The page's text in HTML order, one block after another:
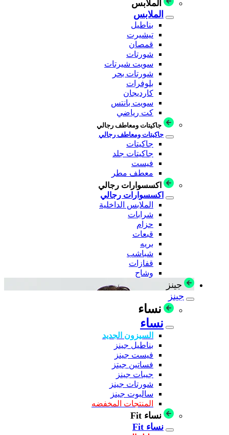
الملابس
الملابس
بناطيل
تيشيرت
قمصان
شورتات
سويت شيرتات
شورتات بحر
بلوفرات
كارديجان
سويت بانتس
كت رياضي
جاكيتات ومعاطف رجالي
جاكيتات ومعاطف رجالي
جاكيتات
جاكيتات جلد
فيست
معطف مطر
اكسسوارات رجالي
اكسسوارات رجالي
الملابس الداخلية
شرابات
حزام
قبعات
بريه
شباشب
قفازات
وشاح
جينز
جينز
نساء
نساء
السيزون الجديد
بناطيل جينز
فيست جينز
فساتين جيتز
جيبات جينز
شورتات جينز
سالبوت جينز
المنتجات المخفضه
نساء Fit
نساء Fit